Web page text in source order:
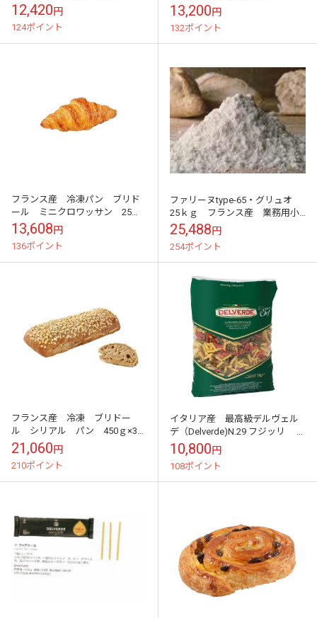
12,420円
124ポイント
13,200円
132ポイント
フランス産 冷凍パン ブリド
ール ミニクロワッサン 25ｇ
×225個 エサンスエル
13,608円
136ポイント
ファリーヌtype-65・グリュオ
25ｋｇ フランス産 業務用小
麦粉
25,488円
254ポイント
フランス産 冷凍 ブリドー
ル シリアル パン 450ｇ×30
個 約650円/1個
21,060円
210ポイント
イタリア産 最高級デルヴェル
デ（Delverde)N.29 フジッリ ト
リコローレ ３色くるくるパス
タ 3000g×4パック 業...
10,800円
108ポイント